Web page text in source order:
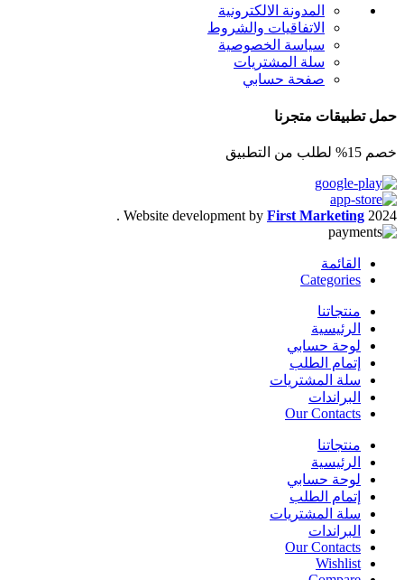
المدونة الالكترونية
الاتفاقيات والشروط
سياسة الخصوصية
سلة المشتريات
صفحة حسابي
حمل تطبيقات متجرنا
خصم 15% لطلب من التطبيق
Website development by First Marketing 2024
.
القائمة
Categories
منتجاتنا
الرئيسية
لوحة حسابي
إتمام الطلب
سلة المشتريات
البراندات
Our Contacts
منتجاتنا
الرئيسية
لوحة حسابي
إتمام الطلب
سلة المشتريات
البراندات
Our Contacts
Wishlist